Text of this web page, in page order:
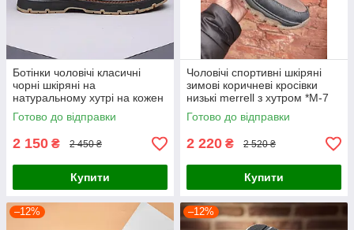
Ботінки чоловічі класичні
чорні шкіряні на
натуральному хутрі на кожен
день
Готово до відправки
2 150 ₴ 2 450 ₴
Купити
Чоловічі спортивні шкіряні
зимові коричневі кросівки
низькі merrell з хутром *М-7
кор.бот*
Готово до відправки
2 220 ₴ 2 520 ₴
Купити
–12% –12%